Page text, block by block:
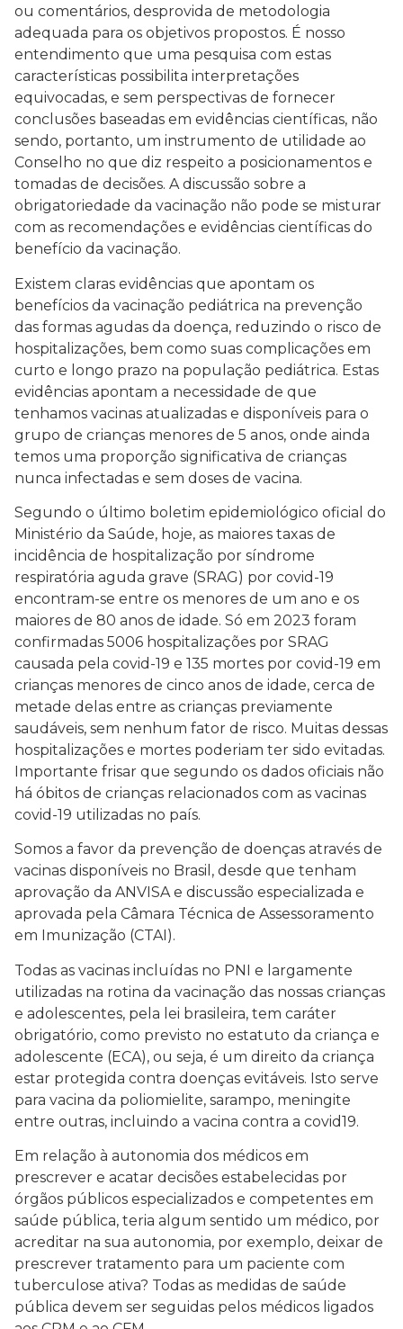
ou comentários, desprovida de metodologia
adequada para os objetivos propostos. É nosso
entendimento que uma pesquisa com estas
características possibilita interpretações
equivocadas, e sem perspectivas de fornecer
conclusões baseadas em evidências científicas, não
sendo, portanto, um instrumento de utilidade ao
Conselho no que diz respeito a posicionamentos e
tomadas de decisões. A discussão sobre a
obrigatoriedade da vacinação não pode se misturar
com as recomendações e evidências científicas do
benefício da vacinação.
Existem claras evidências que apontam os
benefícios da vacinação pediátrica na prevenção
das formas agudas da doença, reduzindo o risco de
hospitalizações, bem como suas complicações em
curto e longo prazo na população pediátrica. Estas
evidências apontam a necessidade de que
tenhamos vacinas atualizadas e disponíveis para o
grupo de crianças menores de 5 anos, onde ainda
temos uma proporção significativa de crianças
nunca infectadas e sem doses de vacina.
Segundo o último boletim epidemiológico oficial do
Ministério da Saúde, hoje, as maiores taxas de
incidência de hospitalização por síndrome
respiratória aguda grave (SRAG) por covid-19
encontram-se entre os menores de um ano e os
maiores de 80 anos de idade. Só em 2023 foram
confirmadas 5006 hospitalizações por SRAG
causada pela covid-19 e 135 mortes por covid-19 em
crianças menores de cinco anos de idade, cerca de
metade delas entre as crianças previamente
saudáveis, sem nenhum fator de risco. Muitas dessas
hospitalizações e mortes poderiam ter sido evitadas.
Importante frisar que segundo os dados oficiais não
há óbitos de crianças relacionados com as vacinas
covid-19 utilizadas no país.
Somos a favor da prevenção de doenças através de
vacinas disponíveis no Brasil, desde que tenham
aprovação da ANVISA e discussão especializada e
aprovada pela Câmara Técnica de Assessoramento
em Imunização (CTAI).
Todas as vacinas incluídas no PNI e largamente
utilizadas na rotina da vacinação das nossas crianças
e adolescentes, pela lei brasileira, tem caráter
obrigatório, como previsto no estatuto da criança e
adolescente (ECA), ou seja, é um direito da criança
estar protegida contra doenças evitáveis. Isto serve
para vacina da poliomielite, sarampo, meningite
entre outras, incluindo a vacina contra a covid19.
Em relação à autonomia dos médicos em
prescrever e acatar decisões estabelecidas por
órgãos públicos especializados e competentes em
saúde pública, teria algum sentido um médico, por
acreditar na sua autonomia, por exemplo, deixar de
prescrever tratamento para um paciente com
tuberculose ativa? Todas as medidas de saúde
pública devem ser seguidas pelos médicos ligados